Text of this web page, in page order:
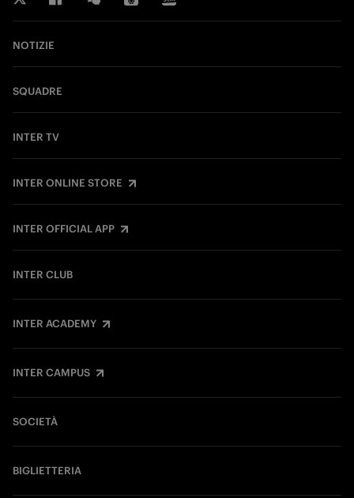
NOTIZIE
SQUADRE
INTER TV
INTER ONLINE STORE
INTER OFFICIAL APP
INTER CLUB
INTER ACADEMY
INTER CAMPUS
SOCIETÀ
BIGLIETTERIA